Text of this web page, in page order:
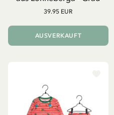
39.95 EUR
AUSVERKAUFT